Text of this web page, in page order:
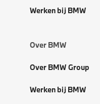
Werken bij BMW
Over BMW
Over BMW Group
Werken bij BMW